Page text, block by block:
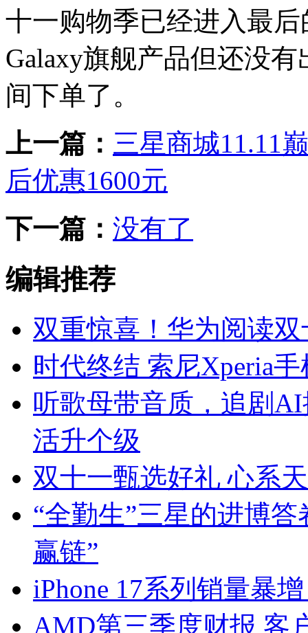
十一购物季已经进入最
Galaxy旗舰产品但还没
间下单了。
上一篇： 三星商城11.11
后优惠1600元
下一篇： 没有了
编辑推荐
双重惊喜！华为阅读
时代终结 索尼Xperia
听歌母带音质，追剧
活升个级
双十一甄选好礼 心系
“全勤生”三星的进博
赢链”
iPhone 17系列销量暴
AMD第三季度财报 客